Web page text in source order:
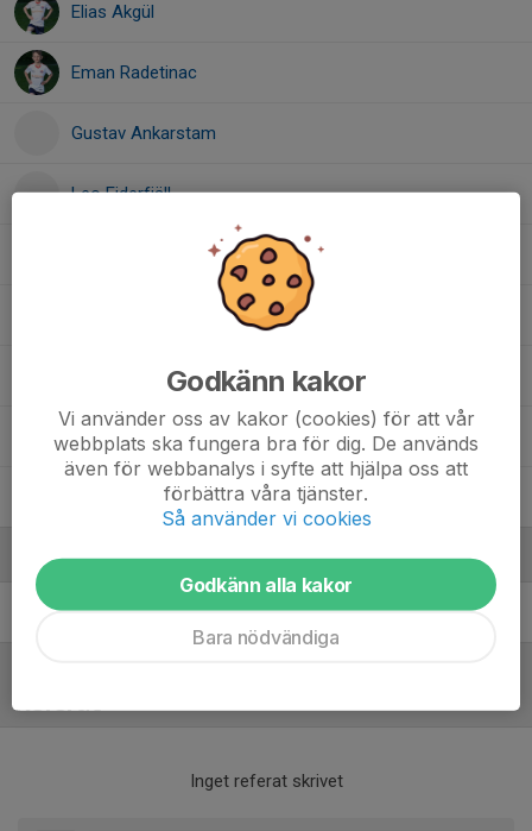
Elias Akgül
Eman Radetinac
Gustav Ankarstam
Leo Ejderfjäll
Lukas Gunnarsson
Mikael Kaya
Mille Quarford
Ledare
Naris RadetinacAssisterande tränare
Referat
Inget referat skrivet
Godkänn kakor
Vi använder oss av kakor (cookies) för att vår
webbplats ska fungera bra för dig. De används
även för webbanalys i syfte att hjälpa oss att
förbättra våra tjänster.
Så använder vi cookies
Godkänn alla kakor
Bara nödvändiga